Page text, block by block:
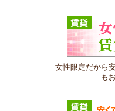
女性限定だから
も